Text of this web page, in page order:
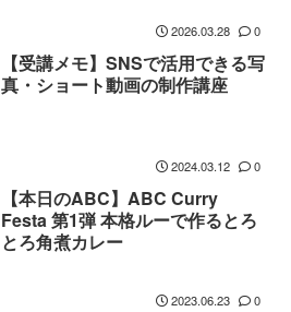
2026.03.28 0
【受講メモ】SNSで活用できる写
真・ショート動画の制作講座
2024.03.12 0
【本日のABC】ABC Curry
Festa 第1弾 本格ルーで作るとろ
とろ角煮カレー
2023.06.23 0